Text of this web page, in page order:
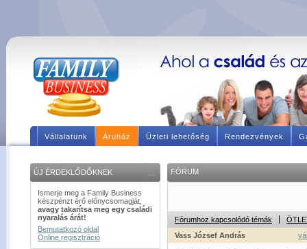
Vállalatunk Áruház Üzleti lehetőség Rendezvények
ÚJ ÉRDEKLŐDŐKNEK
Ismerje meg a Family Business
készpénzt érő előnycsomagját,
avagy takarítsa meg egy családi
nyaralás árát!
Bemutatkozó oldal
Online regisztráció
FÓRUM
Fórumhoz kapcsolódó témák
Vass József András